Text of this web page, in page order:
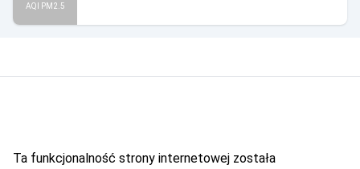
AQI PM2.5
Ta funkcjonalność strony internetowej została